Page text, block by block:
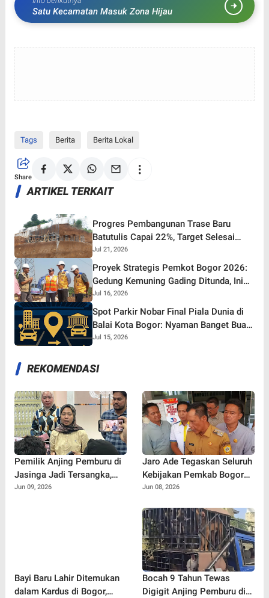
Satu Kecamatan Masuk Zona Hijau
Tags Berita Berita Lokal
Share
ARTIKEL TERKAIT
Progres Pembangunan Trase Baru
Batutulis Capai 22%, Target Selesai
Oktober 2026!
Jul 21, 2026
Proyek Strategis Pemkot Bogor 2026:
Gedung Kemuning Gading Ditunda, Ini
yang Tetap Gaspol!
Jul 16, 2026
Spot Parkir Nobar Final Piala Dunia di
Balai Kota Bogor: Nyaman Banget Buat
Nonton Bareng!
Jul 15, 2026
REKOMENDASI
Pemilik Anjing Pemburu di
Jasinga Jadi Tersangka,
Polisi Ungkap Kronologi
Jun 09, 2026
Jaro Ade Tegaskan Seluruh
Kebijakan Pemkab Bogor
Selalu Dikoordinasikan
Jun 08, 2026
Bayi Baru Lahir Ditemukan
dalam Kardus di Bogor,
Bocah 9 Tahun Tewas
Digigit Anjing Pemburu di